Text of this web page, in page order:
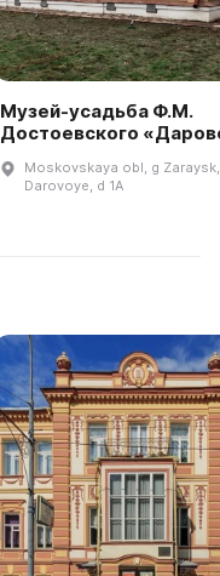
Музей-усадьба Ф.М.
Достоевского
Moskovskaya obl, g
Darovoye, d 1A